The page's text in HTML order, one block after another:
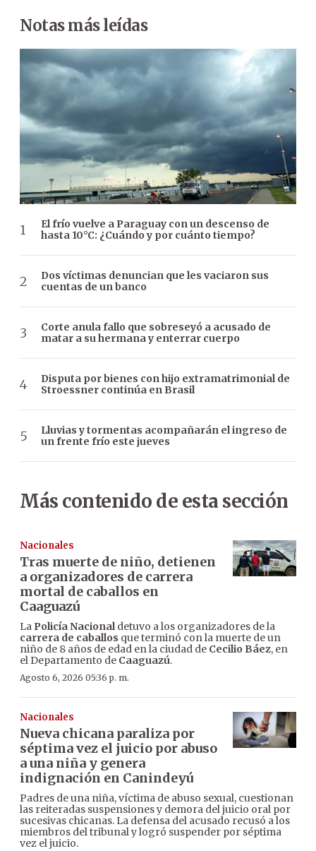
Notas más leídas
El frío vuelve a Paraguay con un descenso de
hasta 10°C: ¿Cuándo y por cuánto tiempo?
Dos víctimas denuncian que les vaciaron sus
cuentas de un banco
Corte anula fallo que sobreseyó a acusado de
matar a su hermana y enterrar cuerpo
Disputa por bienes con hijo extramatrimonial de
Stroessner continúa en Brasil
Lluvias y tormentas acompañarán el ingreso de
un frente frío este jueves
Más contenido de esta sección
Nacionales
Tras muerte de niño, detienen
a organizadores de carrera
mortal de caballos en
Caaguazú
La Policía Nacionaldetuvo a los organizadores de la
carrera de caballos que terminó con la muerte de un
niño de 8 años de edad en la ciudad de Cecilio Báez, en
el Departamento de Caaguazú.
Agosto 6, 2026 05:36 p. m.
Nacionales
Nueva chicana paraliza por
séptima vez el juicio por abuso
a una niña y genera
indignación en Canindeyú
Padres de una niña, víctima de abuso sexual, cuestionan
las reiteradas suspensiones y demora del juicio oral por
sucesivas chicanas. La defensa del acusado recusó a los
miembros del tribunal y logró suspender por séptima
vez el juicio.